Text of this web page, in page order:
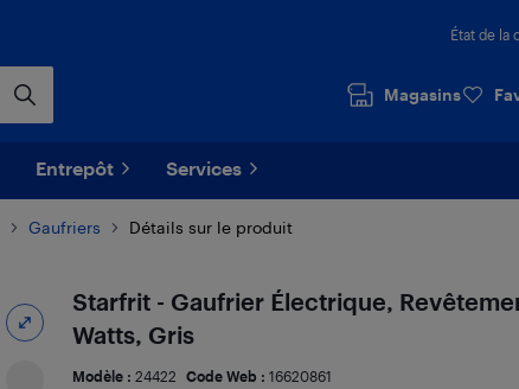
État de la
Magasins
Entrepôt Services
Gaufriers Détails sur le produit
Starfrit - Gaufrier Électrique,
Watts, Gris
Modèle : 24422 Code Web : 16620861